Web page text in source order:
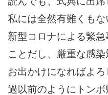
私には全然有難くもな
新型コロナによる緊
ことだし、厳重な感
お出かけになればよ
過以前のようにトンボ